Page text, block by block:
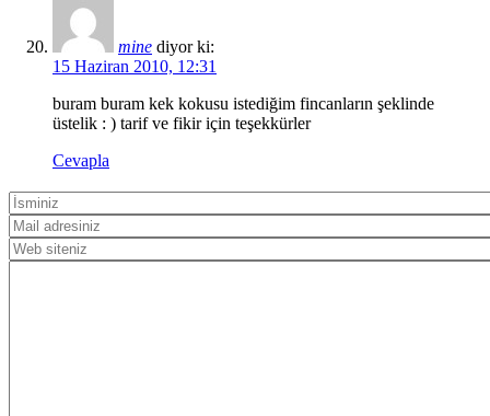
mine diyor ki:
15 Haziran 2010, 12:31
buram buram kek kokusu istediğim fincanların şeklinde
üstelik : ) tarif ve fikir için teşekkürler
Cevapla